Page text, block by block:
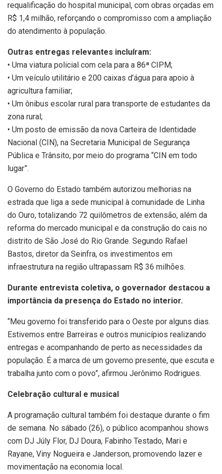
requalificação do hospital municipal, com obras orçadas em
R$ 1,4 milhão, reforçando o compromisso com a ampliação
do atendimento à população.
Outras entregas relevantes incluíram:
• Uma viatura policial com cela para a 86ª CIPM;
• Um veículo utilitário e 200 caixas d’água para apoio à
agricultura familiar;
• Um ônibus escolar rural para transporte de estudantes da
zona rural;
• Um posto de emissão da nova Carteira de Identidade
Nacional (CIN), na Secretaria Municipal de Segurança
Pública e Trânsito, por meio do programa “CIN em todo
lugar”.
O Governo do Estado também autorizou melhorias na
estrada que liga a sede municipal à comunidade de Linha
do Ouro, totalizando 72 quilômetros de extensão, além da
reforma do mercado municipal e da construção do cais no
distrito de São José do Rio Grande. Segundo Rafael
Bastos, diretor da Seinfra, os investimentos em
infraestrutura na região ultrapassam R$ 36 milhões.
Durante entrevista coletiva, o governador destacou a
importância da presença do Estado no interior.
“Meu governo foi transferido para o Oeste por alguns dias.
Estivemos entre Barreiras e outros municípios realizando
entregas e acompanhando de perto as necessidades da
população. É a marca de um governo presente, que escuta e
trabalha junto com o povo”, afirmou Jerônimo Rodrigues.
Celebração cultural e musical
A programação cultural também foi destaque durante o fim
de semana. No sábado (26), o público acompanhou shows
com DJ Júly Flor, DJ Doura, Fabinho Testado, Mari e
Rayane, Viny Nogueira e Janderson, promovendo lazer e
movimentação na economia local.